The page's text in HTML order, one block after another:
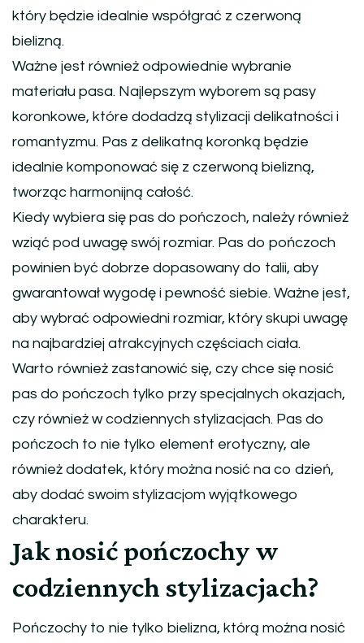
który będzie idealnie współgrać z czerwoną
bielizną.
Ważne jest również odpowiednie wybranie
materiału pasa. Najlepszym wyborem są pasy
koronkowe, które dodadzą stylizacji delikatności i
romantyzmu. Pas z delikatną koronką będzie
idealnie komponować się z czerwoną bielizną,
tworząc harmonijną całość.
Kiedy wybiera się pas do pończoch, należy również
wziąć pod uwagę swój rozmiar. Pas do pończoch
powinien być dobrze dopasowany do talii, aby
gwarantował wygodę i pewność siebie. Ważne jest,
aby wybrać odpowiedni rozmiar, który skupi uwagę
na najbardziej atrakcyjnych częściach ciała.
Warto również zastanowić się, czy chce się nosić
pas do pończoch tylko przy specjalnych okazjach,
czy również w codziennych stylizacjach. Pas do
pończoch to nie tylko element erotyczny, ale
również dodatek, który można nosić na co dzień,
aby dodać swoim stylizacjom wyjątkowego
charakteru.
Jak nosić pończochy w
codziennych stylizacjach?
Pończochy to nie tylko bielizna, którą można nosić